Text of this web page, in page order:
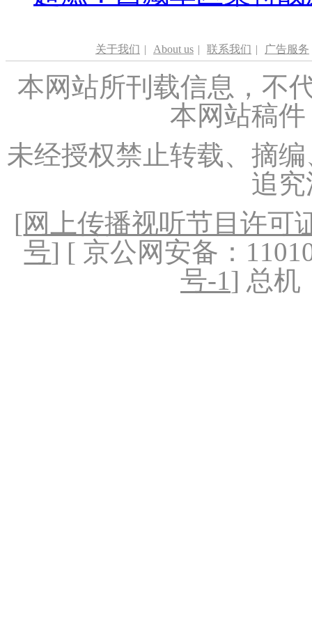
关于我们 | About us | 联系我们 | 广告服务
本网站所刊载信息，不
本网站稿
未经授权禁止转载、摘
追
[网上传播视听节目许可
号] [ 京公网安备：
号-1] 总机